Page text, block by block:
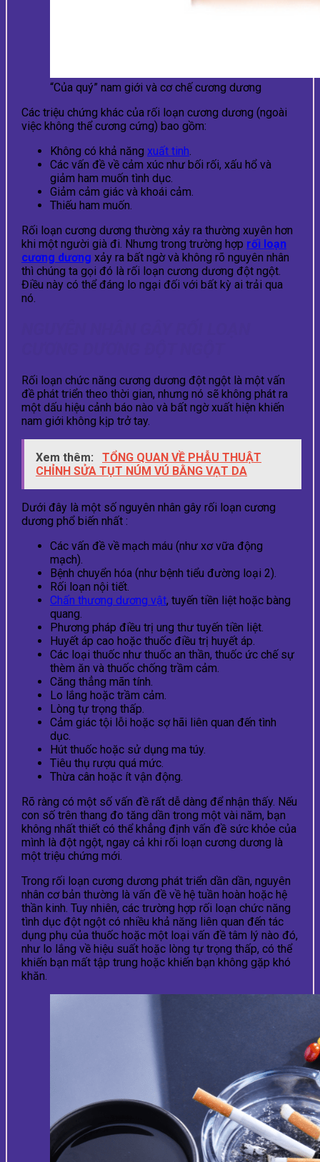
“Của quý” nam giới và cơ chế cương dương
Các triệu chứng khác của rối loạn cương dương (ngoài
việc không thể cương cứng) bao gồm:
Không có khả năng xuất tinh
Các vấn đề về cảm xúc như bối rối, xấu hổ và
giảm ham muốn tình dục.
Giảm cảm giác và khoái cảm.
Thiếu ham muốn.
Rối loạn cương dương thường xảy ra thường xuyên hơn
khi một người già đi. Nhưng trong trường hợp rối loạn
cương dương xảy ra bất ngờ và không rõ nguyên nhân
thì chúng ta gọi đó là rối loạn cương dương đột ngột.
Điều này có thể đáng lo ngại đối với bất kỳ ai trải qua
nó.
Rối loạn chức năng cương dương đột ngột là một vấn
đề phát triển theo thời gian, nhưng nó sẽ không phát ra
một dấu hiệu cảnh báo nào và bất ngờ xuất hiện khiến
nam giới không kịp trở tay.
Xem thêm:
TỔNG QUAN VỀ PHẪU THUẬT
CHỈNH SỬA TỤT NÚM VÚ BẰNG VẠT DA
Dưới đây là một số nguyên nhân gây rối loạn cương
dương phổ biến nhất :
Các vấn đề về mạch máu (như xơ vữa động
mạch).
Bệnh chuyển hóa (như bệnh tiểu đường loại 2).
Rối loạn nội tiết.
Chấn thương dương vật, tuyến tiền liệt hoặc bàng
quang.
Phương pháp điều trị ung thư tuyến tiền liệt.
Huyết áp cao hoặc thuốc điều trị huyết áp.
Các loại thuốc như thuốc an thần, thuốc ức chế sự
thèm ăn và thuốc chống trầm cảm.
Căng thẳng mãn tính.
Lo lắng hoặc trầm cảm.
Lòng tự trọng thấp.
Cảm giác tội lỗi hoặc sợ hãi liên quan đến tình
dục.
Hút thuốc hoặc sử dụng ma túy.
Tiêu thụ rượu quá mức.
Thừa cân hoặc ít vận động.
Rõ ràng có một số vấn đề rất dễ dàng để nhận thấy. Nếu
con số trên thang đo tăng dần trong một vài năm, bạn
không nhất thiết có thể khẳng định vấn đề sức khỏe của
mình là đột ngột, ngay cả khi rối loạn cương dương là
một triệu chứng mới.
Trong rối loạn cương dương phát triển dần dần, nguyên
nhân cơ bản thường là vấn đề về hệ tuần hoàn hoặc hệ
thần kinh. Tuy nhiên, các trường hợp rối loạn chức năng
tình dục đột ngột có nhiều khả năng liên quan đến tác
dụng phụ của thuốc hoặc một loại vấn đề tâm lý nào đó,
như lo lắng về hiệu suất hoặc lòng tự trọng thấp, có thể
khiến bạn mất tập trung hoặc khiến bạn không gặp khó
khăn.